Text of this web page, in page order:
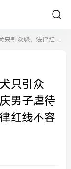
待领养犬只引众怒，警方，法律红线不容触碰
只引众
男子虐待
红线不容